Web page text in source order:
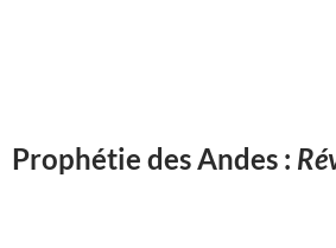
Prophétie des Andes :